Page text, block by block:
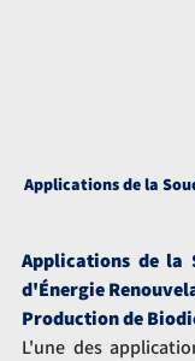
Applications de la
Applications de la
d'Énergie
Production de
L'une des